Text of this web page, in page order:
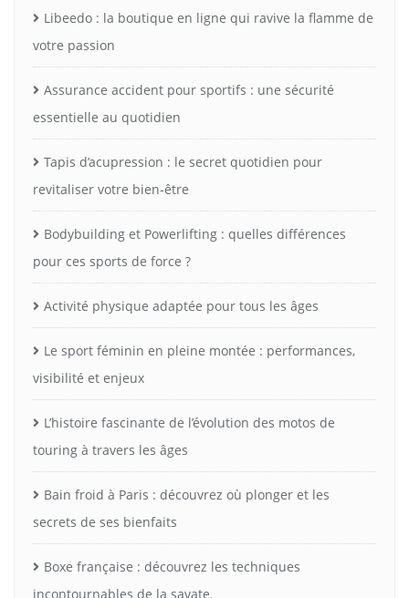
Libeedo : la boutique en ligne qui ravive la flamme de
votre passion
Assurance accident pour sportifs : une sécurité
essentielle au quotidien
Tapis d’acupression : le secret quotidien pour
revitaliser votre bien-être
Bodybuilding et Powerlifting : quelles différences
pour ces sports de force ?
Activité physique adaptée pour tous les âges
Le sport féminin en pleine montée : performances,
visibilité et enjeux
L’histoire fascinante de l’évolution des motos de
touring à travers les âges
Bain froid à Paris : découvrez où plonger et les
secrets de ses bienfaits
Boxe française : découvrez les techniques
incontournables de la savate.